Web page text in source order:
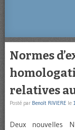
Normes
relatives
Posté par Benoît RIVIERE le
Deux nouvelles